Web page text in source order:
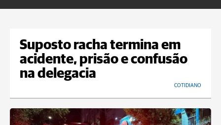
Suposto racha termina em
acidente, prisão e confusão
na delegacia
COTIDIANO